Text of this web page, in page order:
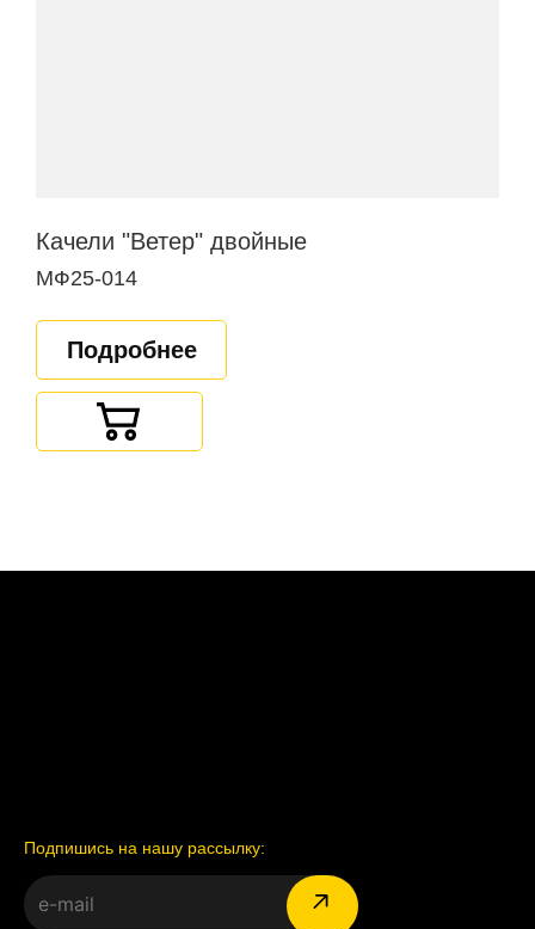
Качели "Ветер" двойные
МФ25-014
Подробнее
Подпишись на нашу рассылку: